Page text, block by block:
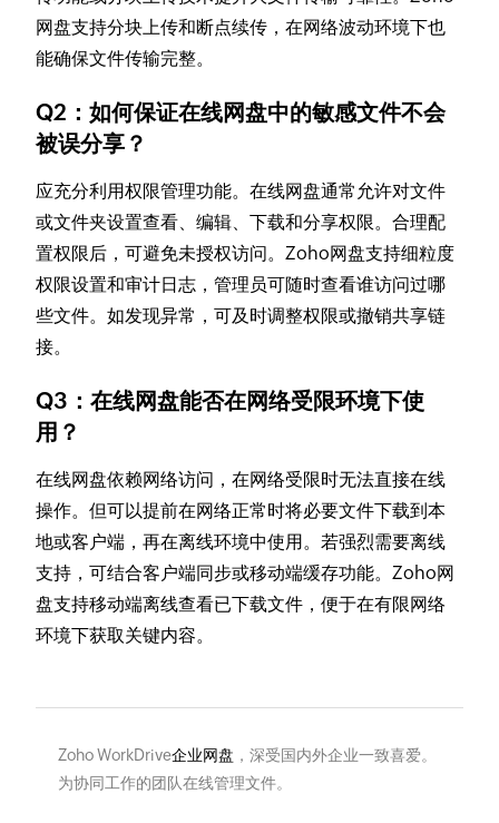
网盘支持分块上传和断点续传，在网络波动环境下也
能确保文件传输完整。
Q2：如何保证在线网盘中的敏感文件不会
被误分享？
应充分利用权限管理功能。在线网盘通常允许对文件
或文件夹设置查看、编辑、下载和分享权限。合理配
置权限后，可避免未授权访问。Zoho网盘支持细粒度
权限设置和审计日志，管理员可随时查看谁访问过哪
些文件。如发现异常，可及时调整权限或撤销共享链
接。
Q3：在线网盘能否在网络受限环境下使
用？
在线网盘依赖网络访问，在网络受限时无法直接在线
操作。但可以提前在网络正常时将必要文件下载到本
地或客户端，再在离线环境中使用。若强烈需要离线
支持，可结合客户端同步或移动端缓存功能。Zoho网
盘支持移动端离线查看已下载文件，便于在有限网络
环境下获取关键内容。
Zoho WorkDrive企业网盘 ，深受国内外企业一致喜爱。
为协同工作的团队在线管理文件。